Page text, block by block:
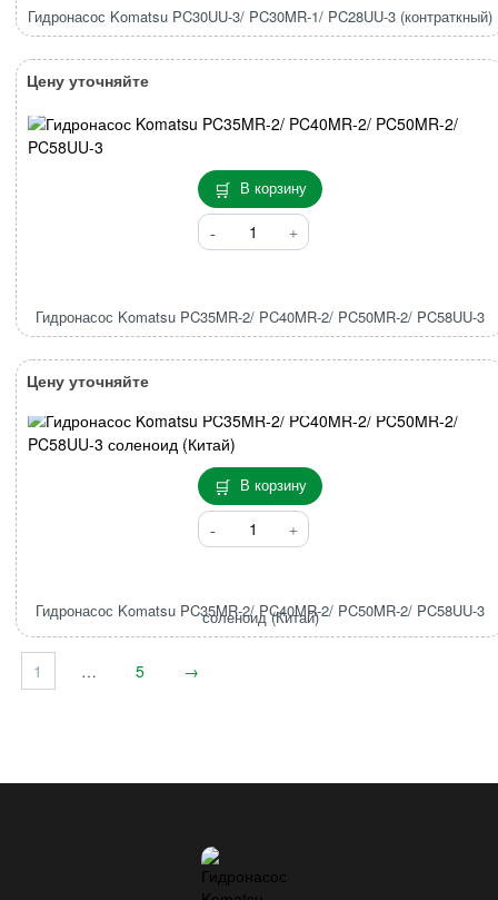
PC30UU-
3/
PC30MR-
3
Гидронасос Komatsu PC30UU-3/ PC30MR-1/ PC28UU-3 (контраткный)
В корзину
Количество
товара
PC35MR-
2/
PC40MR-
2/
PC58UU-
3
Гидронасос Komatsu PC35MR-2/ PC40MR-2/ PC50MR-2/ PC58UU-3
Цену уточняйте
В корзину
Количество
товара
PC35MR-
2/
2/
Гидронасос Komatsu PC35MR-2/ PC40MR-2/ PC50MR-2/ PC58UU-3
соленоид (Китай)
Цену уточняйте
1 … 5 →